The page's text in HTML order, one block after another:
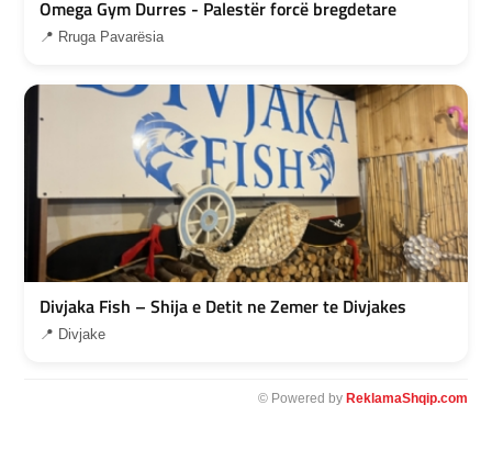
Omega Gym Durres - Palestër forcë bregdetare
📍 Rruga Pavarësia
Divjaka Fish – Shija e Detit ne Zemer te Divjakes
📍 Divjake
© Powered by ReklamaShqip.com